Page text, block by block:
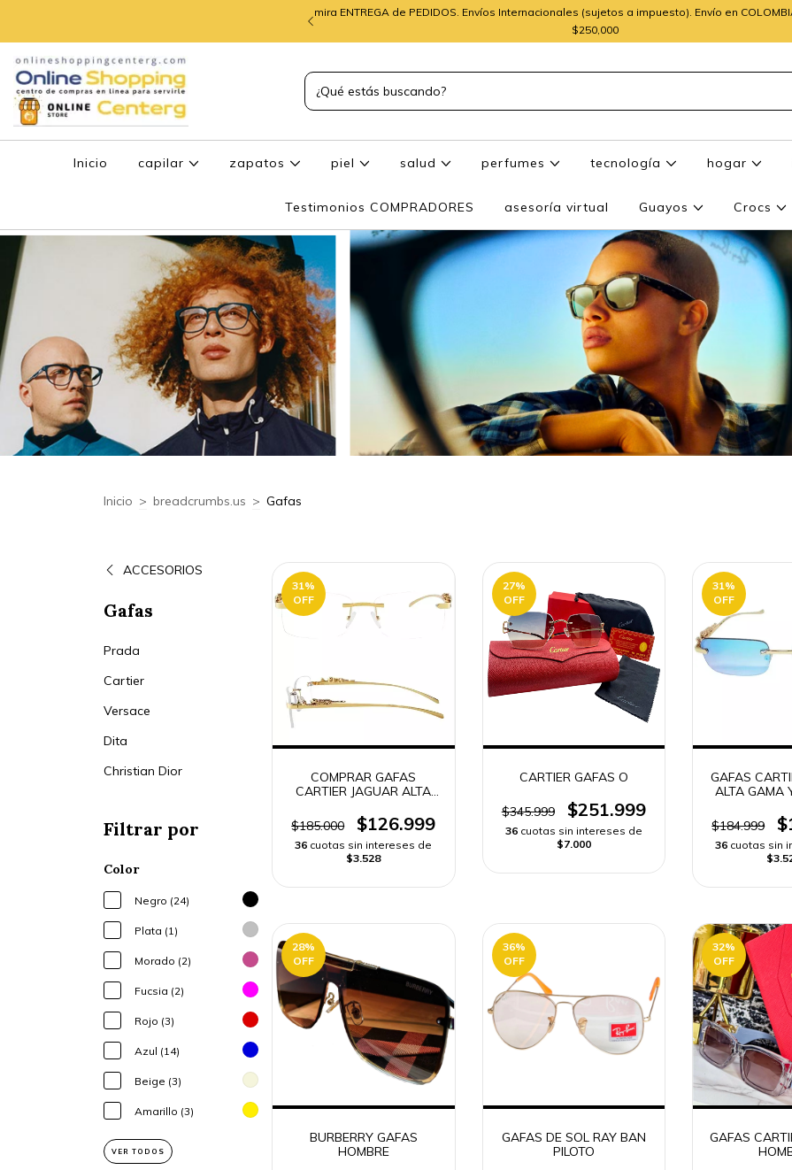
mira ENTREGA de PEDIDOS. Envíos Internacionales (sujetos a impuesto). Envío en
$250,000
Inicio capilar zapatos piel salud perfumes tecnología hogar
Testimonios COMPRADORES asesoría virtual Guayos Crocs
Inicio > breadcrumbs.us > Gafas
ACCESORIOS
Gafas
Prada
Cartier
Versace
Dita
Christian Dior
Filtrar por
Color
Negro (24)
Plata (1)
Morado (2)
Fucsia (2)
Rojo (3)
Azul (14)
Beige (3)
Amarillo (3)
VER TODOS
31%
OFF
COMPRAR GAFAS
CARTIER JAGUAR ALTA
$185.000
$126.999
36 cuotas sin intereses de
$3.528
27%
OFF
CARTIER GAFAS O
$345.999 $251.999
36 cuotas sin intereses de
$7.000
31%
OFF
GAFAS
ALTA GAMA
$184.999
36 cuotas sin
28%
OFF
BURBERRY GAFAS
HOMBRE
36%
OFF
GAFAS DE SOL RAY BAN
PILOTO
32%
OFF
GAFAS